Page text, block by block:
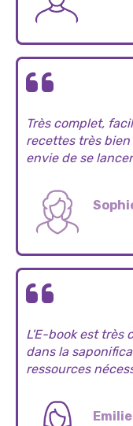
Très complet,
recettes très
envie de se
L'E-book est très
dans la
ressources